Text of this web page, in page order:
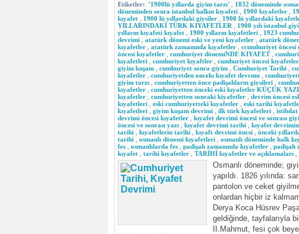
Etiketler: '1900lü yıllarda giyim tarzı' 1832 döneminde
döneminden sonra istanbul halkın kıyafeti
1900 kıyafetler
kıyafet
1900 lü yıllardaki giysiler 1900 lü yıllardaki
YILLARINDAKİ TÜRK KIYAFETLER
1900 yılı istanbul
yılların kıyafeti kıyafet
1900 yılların kıyafetleri 1923
devrimi
atatürk dönemi eski ve yeni kıyafetler atatürk
kıyafetler
atatürk zamanında kıyafetler ccumhuriyet öncesi
öncesi kıyafetler
cumhuriyet dönemiNDE KIYAFET
kıyafetleri
cumhuriyet kıyaftler cumhuriyet öncesi kıyafetler
giyim kuşam
cumhuriyet sonra giyim Cumhuriyet Tarihi
kıyafetler
cumhuriyetden oncekı kıyafet devrımı
giyim tarzı
cumhuriyetten önce padişahların giysileri
kıyafetler
cumhuriyetten önceki eski kıyafetler KÜÇÜK YAZI
kıyafetler
cumhuriyetten sonraki kiyafetler devrim öncesi
kıyafetleri
eski cumhuriyetteki kıyafetler eski tarihi
kıyafetleri
giyim kuşam devrimi ilk türk kıyafetleri istibdat
devrimi öncesi kıyafetler
kıyafet devrimi öncesi ve sonrası
öncesi ve sonrası yazı
kıyafet devrimi tarihi kıyafet
tarihi
kıyafetlerin tarihi kıyaft devrimi öncsi önceki
tarihi
osmanlı dönemi kıyafetleri osmanlı döneminde halk
fes
osmanlılarda fes padişah zamanında kıyafetler padişah
kıyafet
tarihi kıyafetler TARİHİ kıyafetler ve açıklamaları
Osmanlı döneminde;
yapıldı. 1826 yılında:
pantolon ve ceket
onlardan hiçbir iz
Derya Koca Hüsrev
geldiğinde, tayfalarıyla
II.Mahmut, fesi çok